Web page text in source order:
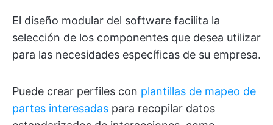
El diseño modular del software facilita la
selección de los componentes que desea utilizar
para las necesidades específicas de su empresa.
Puede crear perfiles con plantillas de mapeo de
partes interesadas para recopilar datos